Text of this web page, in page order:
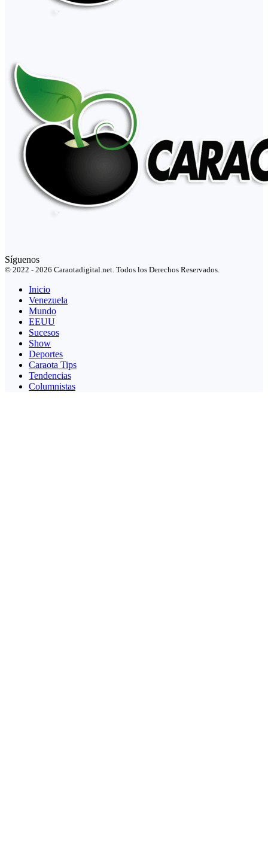
Síguenos
© 2022 - 2026 Caraotadigital.net. Todos los Derechos Reservados.
Inicio
Venezuela
Mundo
EEUU
Sucesos
Show
Deportes
Caraota Tips
Tendencias
Columnistas